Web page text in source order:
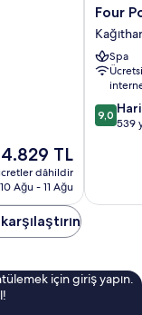
Güncel
fiyat:
4.829 TL
4.829 TL
dâhildir
10 Ağu - 11 Ağu
Four
Points
by
İstanbul
Four
Spa
10
9,0
539
için giriş yapın.